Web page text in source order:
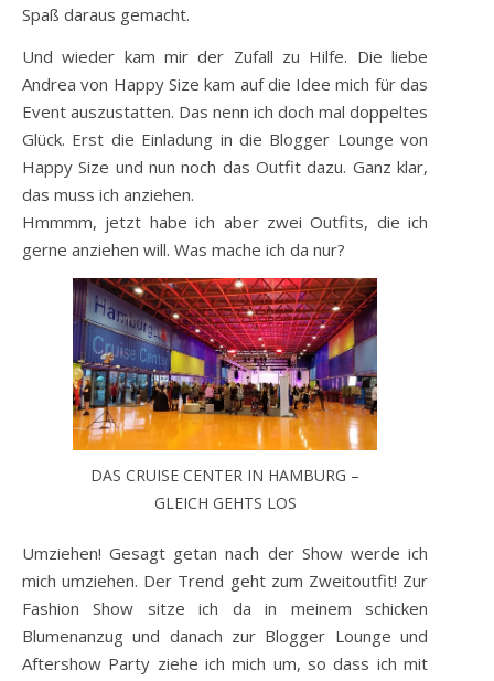
Spaß daraus gemacht.
Und wieder kam mir der Zufall zu Hilfe. Die liebe
Andrea von Happy Size kam auf die Idee mich für das
Event auszustatten. Das nenn ich doch mal doppeltes
Glück. Erst die Einladung in die Blogger Lounge von
Happy Size und nun noch das Outfit dazu. Ganz klar,
das muss ich anziehen.
Hmmmm, jetzt habe ich aber zwei Outfits, die ich
gerne anziehen will. Was mache ich da nur?
DAS CRUISE CENTER IN HAMBURG –
GLEICH GEHTS LOS
Umziehen! Gesagt getan nach der Show werde ich
mich umziehen. Der Trend geht zum Zweitoutfit! Zur
Fashion Show sitze ich da in meinem schicken
Blumenanzug und danach zur Blogger Lounge und
Aftershow Party ziehe ich mich um, so dass ich mit